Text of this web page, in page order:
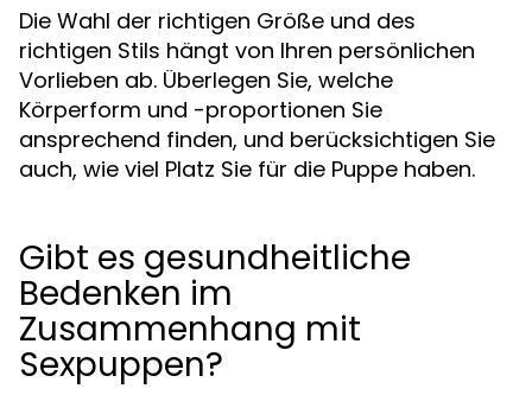
Die Wahl der richtigen Größe und des
richtigen Stils hängt von Ihren persönlichen
Vorlieben ab. Überlegen Sie, welche
Körperform und -proportionen Sie
ansprechend finden, und berücksichtigen Sie
auch, wie viel Platz Sie für die Puppe haben.
Gibt es gesundheitliche
Bedenken im
Zusammenhang mit
Sexpuppen?